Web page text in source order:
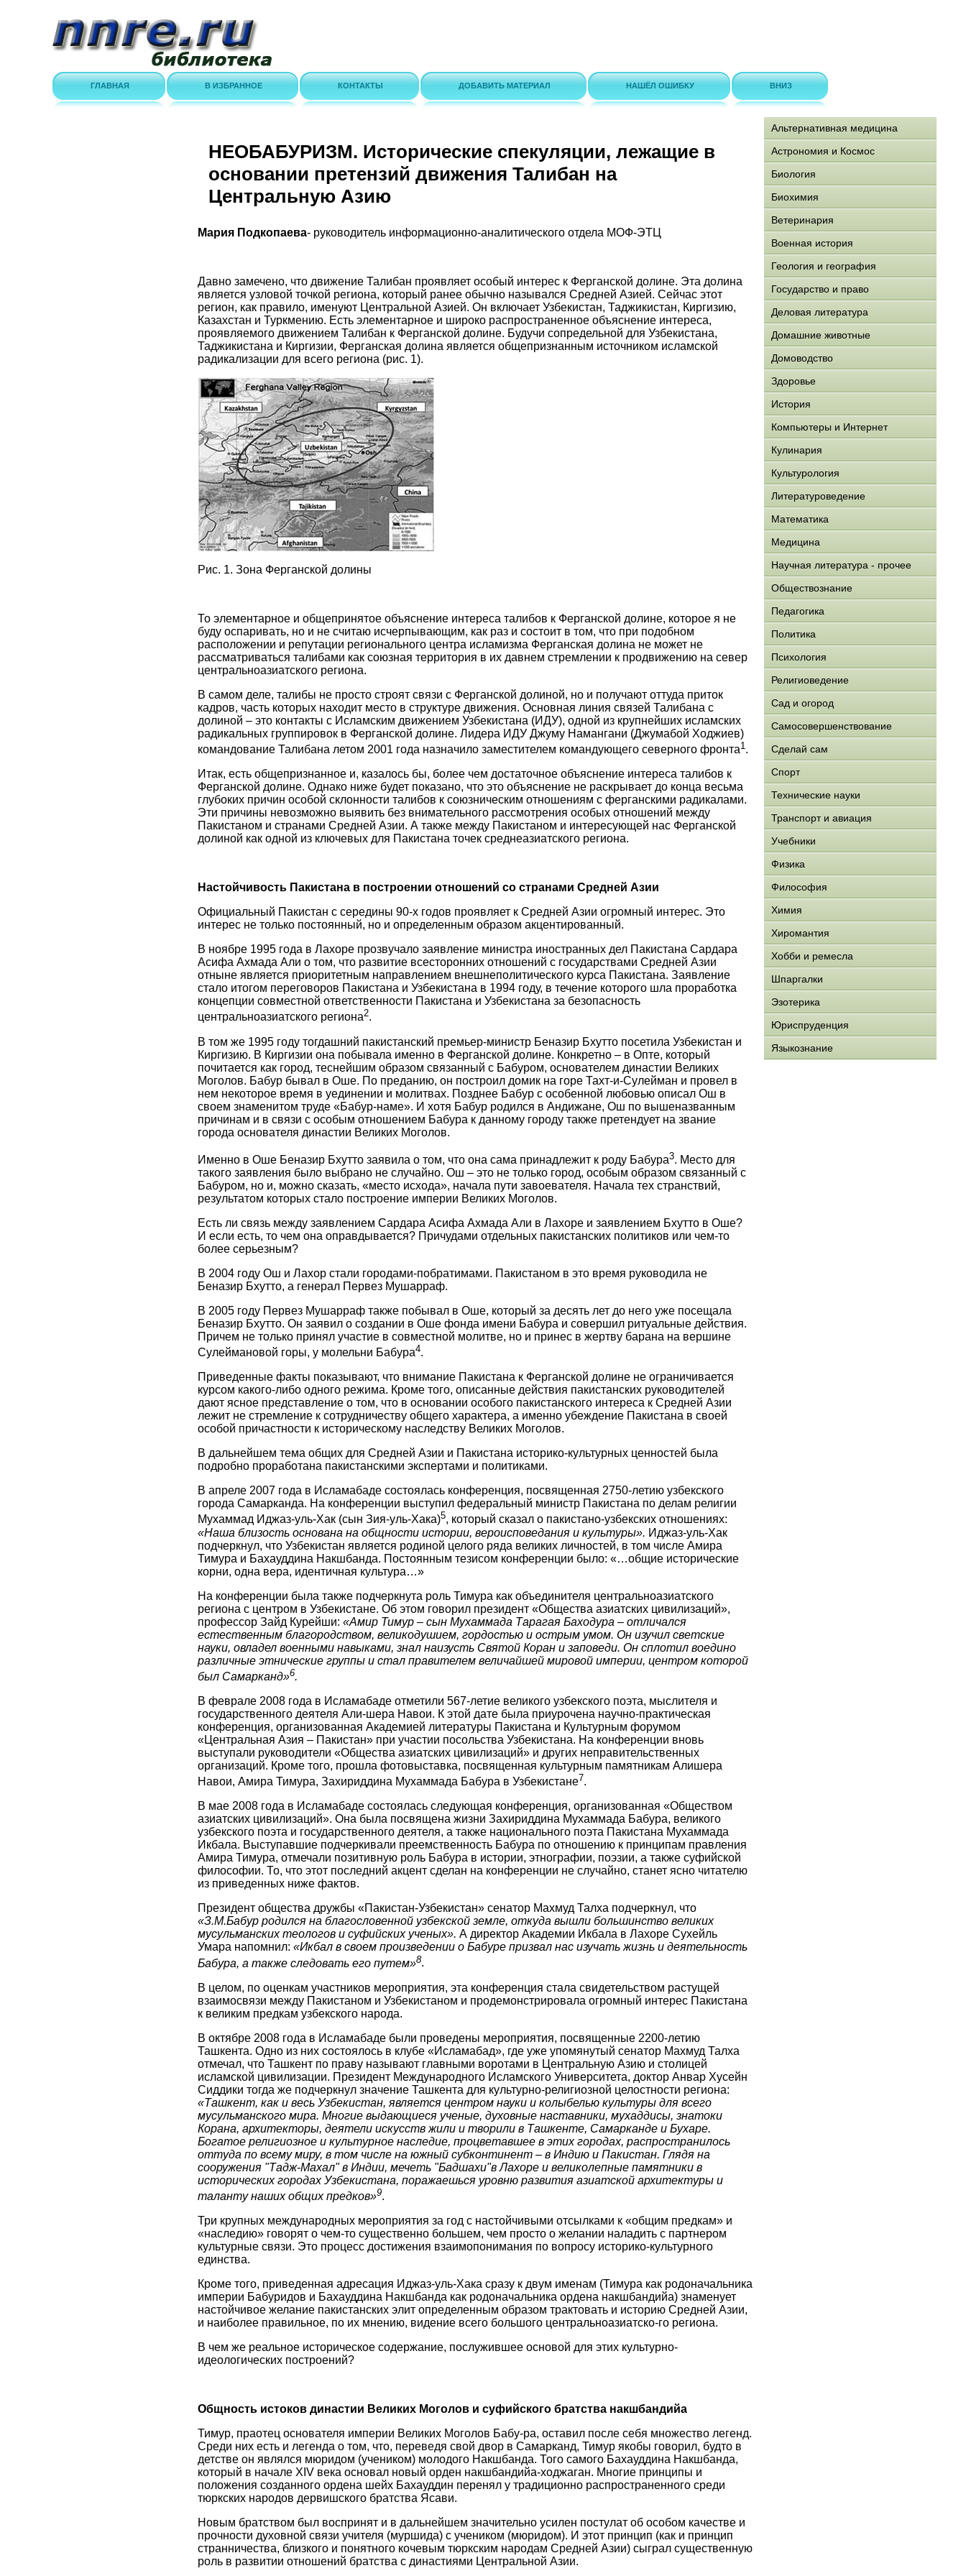
ГЛАВНАЯ В ИЗБРАННОЕ КОНТАКТЫ ДОБАВИТЬ МАТЕРИАЛ НАШЁЛ ОШИБКУ ВНИЗ
НЕОБАБУРИЗМ. Исторические спекуляции, лежащие в
основании претензий движения Талибан на
Центральную Азию
Мария Подкопаева- руководитель информационно-аналитического отдела МОФ-ЭТЦ
Давно замечено, что движение Талибан проявляет особый интерес к Ферганской долине. Эта долина
является узловой точкой региона, который ранее обычно назывался Средней Азией. Сейчас этот
регион, как правило, именуют Центральной Азией. Он включает Узбекистан, Таджикистан, Киргизию,
Казахстан и Туркмению. Есть элементарное и широко распространенное объяснение интереса,
проявляемого движением Талибан к Ферганской долине. Будучи сопредельной для Узбекистана,
Таджикистана и Киргизии, Ферганская долина является общепризнанным источником исламской
радикализации для всего региона (рис. 1).
Рис. 1. Зона Ферганской долины
То элементарное и общепринятое объяснение интереса талибов к Ферганской долине, которое я не
буду оспаривать, но и не считаю исчерпывающим, как раз и состоит в том, что при подобном
расположении и репутации регионального центра исламизма Ферганская долина не может не
рассматриваться талибами как союзная территория в их давнем стремлении к продвижению на север
центральноазиатского региона.
В самом деле, талибы не просто строят связи с Ферганской долиной, но и получают оттуда приток
кадров, часть которых находит место в структуре движения. Основная линия связей Талибана с
долиной – это контакты с Исламским движением Узбекистана (ИДУ), одной из крупнейших исламских
радикальных группировок в Ферганской долине. Лидера ИДУ Джуму Намангани (Джумабой Ходжиев)
командование Талибана летом 2001 года назначило заместителем командующего северного фронта1.
Итак, есть общепризнанное и, казалось бы, более чем достаточное объяснение интереса талибов к
Ферганской долине. Однако ниже будет показано, что это объяснение не раскрывает до конца весьма
глубоких причин особой склонности талибов к союзническим отношениям с ферганскими радикалами.
Эти причины невозможно выявить без внимательного рассмотрения особых отношений между
Пакистаном и странами Средней Азии. А также между Пакистаном и интересующей нас Ферганской
долиной как одной из ключевых для Пакистана точек среднеазиатского региона.
Настойчивость Пакистана в построении отношений со странами Средней Азии
Официальный Пакистан с середины 90-х годов проявляет к Средней Азии огромный интерес. Это
интерес не только постоянный, но и определенным образом акцентированный.
В ноябре 1995 года в Лахоре прозвучало заявление министра иностранных дел Пакистана Сардара
Асифа Ахмада Али о том, что развитие всесторонних отношений с государствами Средней Азии
отныне является приоритетным направлением внешнеполитического курса Пакистана. Заявление
стало итогом переговоров Пакистана и Узбекистана в 1994 году, в течение которого шла проработка
концепции совместной ответственности Пакистана и Узбекистана за безопасность
центральноазиатского региона2.
В том же 1995 году тогдашний пакистанский премьер-министр Беназир Бхутто посетила Узбекистан и
Киргизию. В Киргизии она побывала именно в Ферганской долине. Конкретно – в Опте, который
почитается как город, теснейшим образом связанный с Бабуром, основателем династии Великих
Моголов. Бабур бывал в Оше. По преданию, он построил домик на горе Тахт-и-Сулейман и провел в
нем некоторое время в уединении и молитвах. Позднее Бабур с особенной любовью описал Ош в
своем знаменитом труде «Бабур-наме». И хотя Бабур родился в Андижане, Ош по вышеназванным
причинам и в связи с особым отношением Бабура к данному городу также претендует на звание
города основателя династии Великих Моголов.
Именно в Оше Беназир Бхутто заявила о том, что она сама принадлежит к роду Бабура3. Место для
такого заявления было выбрано не случайно. Ош – это не только город, особым образом связанный с
Бабуром, но и, можно сказать, «место исхода», начала пути завоевателя. Начала тех странствий,
результатом которых стало построение империи Великих Моголов.
Есть ли связь между заявлением Сардара Асифа Ахмада Али в Лахоре и заявлением Бхутто в Оше?
И если есть, то чем она оправдывается? Причудами отдельных пакистанских политиков или чем-то
более серьезным?
В 2004 году Ош и Лахор стали городами-побратимами. Пакистаном в это время руководила не
Беназир Бхутто, а генерал Первез Мушарраф.
В 2005 году Первез Мушарраф также побывал в Оше, который за десять лет до него уже посещала
Беназир Бхутто. Он заявил о создании в Оше фонда имени Бабура и совершил ритуальные действия.
Причем не только принял участие в совместной молитве, но и принес в жертву барана на вершине
Сулеймановой горы, у молельни Бабура4.
Приведенные факты показывают, что внимание Пакистана к Ферганской долине не ограничивается
курсом какого-либо одного режима. Кроме того, описанные действия пакистанских руководителей
дают ясное представление о том, что в основании особого пакистанского интереса к Средней Азии
лежит не стремление к сотрудничеству общего характера, а именно убеждение Пакистана в своей
особой причастности к историческому наследству Великих Моголов.
В дальнейшем тема общих для Средней Азии и Пакистана историко-культурных ценностей была
подробно проработана пакистанскими экспертами и политиками.
В апреле 2007 года в Исламабаде состоялась конференция, посвященная 2750-летию узбекского
города Самарканда. На конференции выступил федеральный министр Пакистана по делам религии
Мухаммад Иджаз-уль-Хак (сын Зия-уль-Хака)5, который сказал о пакистано-узбекских отношениях:
«Наша близость основана на общности истории, вероисповедания и культуры». Иджаз-уль-Хак
подчеркнул, что Узбекистан является родиной целого ряда великих личностей, в том числе Амира
Тимура и Бахауддина Накшбанда. Постоянным тезисом конференции было: «…общие исторические
корни, одна вера, идентичная культура…»
На конференции была также подчеркнута роль Тимура как объединителя центральноазиатского
региона с центром в Узбекистане. Об этом говорил президент «Общества азиатских цивилизаций»,
профессор Зайд Курейши: «Амир Тимур – сын Мухаммада Тарагая Баходура – отличался
естественным благородством, великодушием, гордостью и острым умом. Он изучил светские
науки, овладел военными навыками, знал наизусть Святой Коран и заповеди. Он сплотил воедино
различные этнические группы и стал правителем величайшей мировой империи, центром которой
был Самарканд»6.
В феврале 2008 года в Исламабаде отметили 567-летие великого узбекского поэта, мыслителя и
государственного деятеля Али-шера Навои. К этой дате была приурочена научно-практическая
конференция, организованная Академией литературы Пакистана и Культурным форумом
«Центральная Азия – Пакистан» при участии посольства Узбекистана. На конференции вновь
выступали руководители «Общества азиатских цивилизаций» и других неправительственных
организаций. Кроме того, прошла фотовыставка, посвященная культурным памятникам Алишера
Навои, Амира Тимура, Захириддина Мухаммада Бабура в Узбекистане7.
В мае 2008 года в Исламабаде состоялась следующая конференция, организованная «Обществом
азиатских цивилизаций». Она была посвящена жизни Захириддина Мухаммада Бабура, великого
узбекского поэта и государственного деятеля, а также национального поэта Пакистана Мухаммада
Икбала. Выступавшие подчеркивали преемственность Бабура по отношению к принципам правления
Амира Тимура, отмечали позитивную роль Бабура в истории, этнографии, поэзии, а также суфийской
философии. То, что этот последний акцент сделан на конференции не случайно, станет ясно читателю
из приведенных ниже фактов.
Президент общества дружбы «Пакистан-Узбекистан» сенатор Махмуд Талха подчеркнул, что
«З.М.Бабур родился на благословенной узбекской земле, откуда вышли большинство великих
мусульманских теологов и суфийских ученых». А директор Академии Икбала в Лахоре Сухейль
Умара напомнил: «Икбал в своем произведении о Бабуре призвал нас изучать жизнь и деятельность
Бабура, а также следовать его путем»8.
В целом, по оценкам участников мероприятия, эта конференция стала свидетельством растущей
взаимосвязи между Пакистаном и Узбекистаном и продемонстрировала огромный интерес Пакистана
к великим предкам узбекского народа.
В октябре 2008 года в Исламабаде были проведены мероприятия, посвященные 2200-летию
Ташкента. Одно из них состоялось в клубе «Исламабад», где уже упомянутый сенатор Махмуд Талха
отмечал, что Ташкент по праву называют главными воротами в Центральную Азию и столицей
исламской цивилизации. Президент Международного Исламского Университета, доктор Анвар Хусейн
Сиддики тогда же подчеркнул значение Ташкента для культурно-религиозной целостности региона:
«Ташкент, как и весь Узбекистан, является центром науки и колыбелью культуры для всего
мусульманского мира. Многие выдающиеся ученые, духовные наставники, мухаддисы, знатоки
Корана, архитекторы, деятели искусств жили и творили в Ташкенте, Самарканде и Бухаре.
Богатое религиозное и культурное наследие, процветавшее в этих городах, распространилось
оттуда по всему миру, в том числе на южный субконтинент – в Индию и Пакистан. Глядя на
сооружения "Тадж-Махал" в Индии, мечеть "Бадшахи"в Лахоре и великолепные памятники в
исторических городах Узбекистана, поражаешься уровню развития азиатской архитектуры и
таланту наших общих предков»9.
Три крупных международных мероприятия за год с настойчивыми отсылками к «общим предкам» и
«наследию» говорят о чем-то существенно большем, чем просто о желании наладить с партнером
культурные связи. Это процесс достижения взаимопонимания по вопросу историко-культурного
единства.
Кроме того, приведенная адресация Иджаз-уль-Хака сразу к двум именам (Тимура как родоначальника
империи Бабуридов и Бахауддина Накшбанда как родоначальника ордена накшбандийа) знаменует
настойчивое желание пакистанских элит определенным образом трактовать и историю Средней Азии,
и наиболее правильное, по их мнению, видение всего большого центральноазиатско-го региона.
В чем же реальное историческое содержание, послужившее основой для этих культурно-
идеологических построений?
Общность истоков династии Великих Моголов и суфийского братства накшбандийа
Тимур, праотец основателя империи Великих Моголов Бабу-ра, оставил после себя множество легенд.
Среди них есть и легенда о том, что, переведя свой двор в Самарканд, Тимур якобы говорил, будто в
детстве он являлся мюридом (учеником) молодого Накшбанда. Того самого Бахауддина Накшбанда,
который в начале XIV века основал новый орден накшбандийа-ходжаган. Многие принципы и
положения созданного ордена шейх Бахауддин перенял у традиционно распространенного среди
тюркских народов дервишского братства Ясави.
Новым братством был воспринят и в дальнейшем значительно усилен постулат об особом качестве и
прочности духовной связи учителя (муршида) с учеником (мюридом). И этот принцип (как и принцип
странничества, близкого и понятного кочевым тюркским народам Средней Азии) сыграл существенную
роль в развитии отношений братства с династиями Центральной Азии.
Альтернативная медицина
Астрономия и Космос
Биология
Биохимия
Ветеринария
Военная история
Геология и география
Государство и право
Деловая литература
Домашние животные
Домоводство
Здоровье
История
Компьютеры и Интернет
Кулинария
Культурология
Литературоведение
Математика
Медицина
Научная литература - прочее
Обществознание
Педагогика
Политика
Психология
Религиоведение
Сад и огород
Самосовершенствование
Сделай сам
Спорт
Технические науки
Транспорт и авиация
Учебники
Физика
Философия
Химия
Хиромантия
Хобби и ремесла
Шпаргалки
Эзотерика
Юриспруденция
Языкознание